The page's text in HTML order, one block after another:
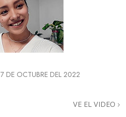
7 DE OCTUBRE DEL 2022
VE EL VIDEO